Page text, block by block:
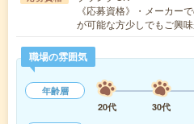
《応募資格》・メーカー
が可能な方少しでもご興
職場の雰囲気
年齢層
20代
30代